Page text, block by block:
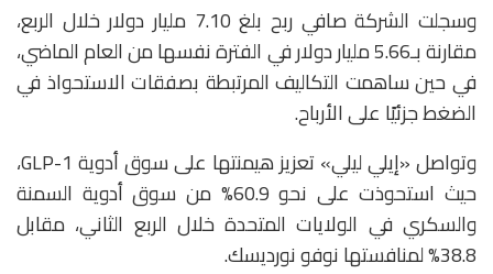
وسجلت الشركة صافي ربح بلغ 7.10 مليار دولار خلال الربع،
مقارنة بـ5.66 مليار دولار في الفترة نفسها من العام الماضي،
في حين ساهمت التكاليف المرتبطة بصفقات الاستحواذ في
الضغط جزئيًا على الأرباح.
وتواصل «إيلي ليلي» تعزيز هيمنتها على سوق أدوية GLP-1،
حيث استحوذت على نحو 60.9% من سوق أدوية السمنة
والسكري في الولايات المتحدة خلال الربع الثاني، مقابل
38.8% لمنافستها
نوفو نورديسك.